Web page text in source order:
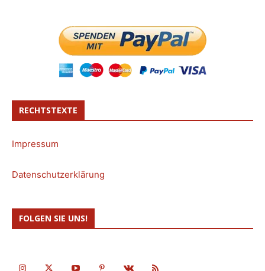
RECHTSTEXTE
Impressum
Datenschutzerklärung
FOLGEN SIE UNS!